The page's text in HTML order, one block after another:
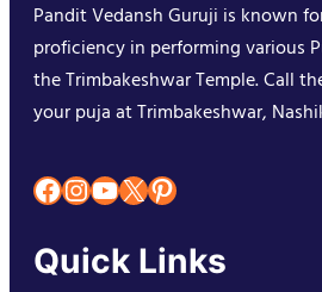
Pandit Vedansh Guruji is known
proficiency in performing various
the Trimbakeshwar Temple. Call
your puja at Trimbakeshwar,
Facebook InstagramYouTube X Pinterest
Quick Links